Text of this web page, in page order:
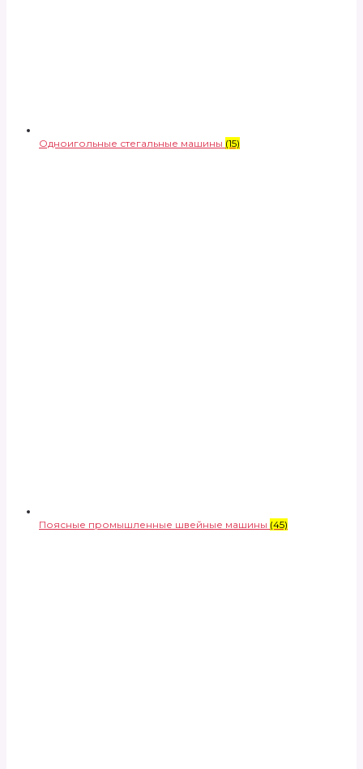
Одноигольные стегальные машины (15)
Поясные промышленные швейные машины (45)